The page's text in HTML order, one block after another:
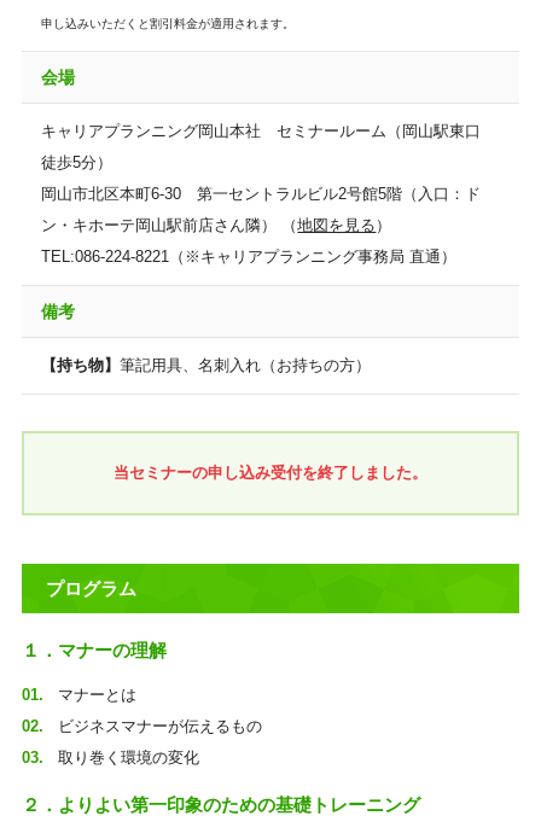
申し込みいただくと割引料金が適用されます。
会場
キャリアプランニング岡山本社 セミナールーム（岡山駅東口
徒歩5分）
岡山市北区本町6-30 第一セントラルビル2号館5階（入口：ド
ン・キホーテ岡山駅前店さん隣） （地図を見る ）
TEL:086-224-8221（※キャリアプランニング事務局 直通）
備考
【持ち物】筆記用具、名刺入れ（お持ちの方）
当セミナーの申し込み受付を終了しました。
プログラム
１．マナーの理解
マナーとは
ビジネスマナーが伝えるもの
取り巻く環境の変化
２．よりよい第一印象のための基礎トレーニング